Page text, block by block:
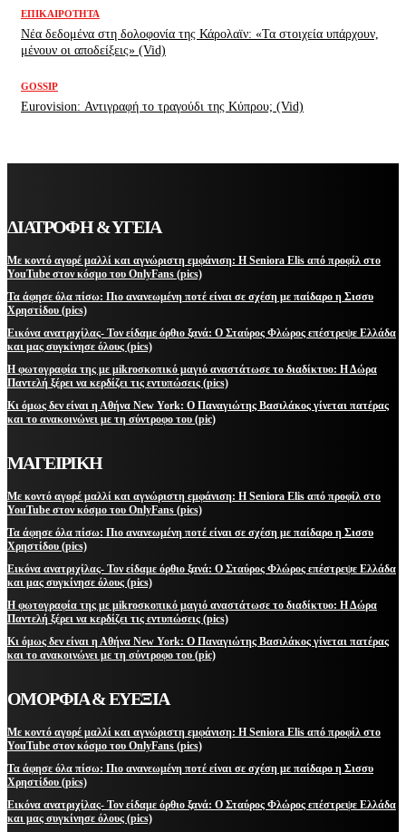
ΕΠΙΚΑΙΡΌΤΗΤΑ
Νέα δεδομένα στη δολοφονία της Κάρολαϊν: «Τα στοιχεία υπάρχουν,
μένουν οι αποδείξεις» (Vid)
GOSSIP
Eurovision: Αντιγραφή το τραγούδι της Κύπρου; (Vid)
ΔΙΑΤΡΟΦΗ & ΥΓΕΙΑ
Με κοντό αγορέ μαλλί και αγνώριστη εμφάνιση: Η Seniora Elis από προφίλ στο
YouTube στον κόσμο του OnlyFans (pics)
Τα άφησε όλα πίσω: Πιο ανανεωμένη ποτέ είναι σε σχέση με παίδαρο η Σισσυ
Χρηστίδου (pics)
Εικόνα ανατριχίλας- Τον είδαμε όρθιο ξανά: Ο Σταύρος Φλώρος επέστρεψε Ελλάδα
και μας συγκίνησε όλους (pics)
Η φωτογραφία της με μikroσκοπικό μαγιό αναστάτωσε το διαδίκτυο: Η Δώρα
Παντελή ξέρει να κερδίζει τις εντυπώσεις (pics)
Κι όμως δεν είναι η Αθήνα New York: Ο Παναγιώτης Βασιλάκος γίνεται πατέρας
και το ανακοινώνει με τη σύντροφο του (pic)
ΜΑΓΕΙΡΙΚΗ
Με κοντό αγορέ μαλλί και αγνώριστη εμφάνιση: Η Seniora Elis από προφίλ στο
YouTube στον κόσμο του OnlyFans (pics)
Τα άφησε όλα πίσω: Πιο ανανεωμένη ποτέ είναι σε σχέση με παίδαρο η Σισσυ
Χρηστίδου (pics)
Εικόνα ανατριχίλας- Τον είδαμε όρθιο ξανά: Ο Σταύρος Φλώρος επέστρεψε Ελλάδα
και μας συγκίνησε όλους (pics)
Η φωτογραφία της με μikroσκοπικό μαγιό αναστάτωσε το διαδίκτυο: Η Δώρα
Παντελή ξέρει να κερδίζει τις εντυπώσεις (pics)
Κι όμως δεν είναι η Αθήνα New York: Ο Παναγιώτης Βασιλάκος γίνεται πατέρας
και το ανακοινώνει με τη σύντροφο του (pic)
ΟΜΟΡΦΙΑ & ΕΥΕΞΙΑ
Με κοντό αγορέ μαλλί και αγνώριστη εμφάνιση: Η Seniora Elis από προφίλ στο
YouTube στον κόσμο του OnlyFans (pics)
Τα άφησε όλα πίσω: Πιο ανανεωμένη ποτέ είναι σε σχέση με παίδαρο η Σισσυ
Χρηστίδου (pics)
Εικόνα ανατριχίλας- Τον είδαμε όρθιο ξανά: Ο Σταύρος Φλώρος επέστρεψε Ελλάδα
και μας συγκίνησε όλους (pics)